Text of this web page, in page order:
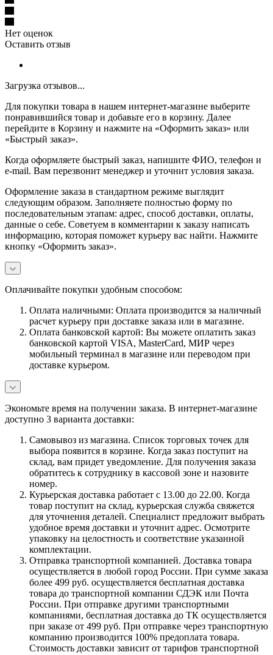
Нет оценок
Оставить отзыв
Загрузка отзывов...
Для покупки товара в нашем интернет-магазине выберите
понравившийся товар и добавьте его в корзину. Далее
перейдите в Корзину и нажмите на «Оформить заказ» или
«Быстрый заказ».
Когда оформляете быстрый заказ, напишите ФИО, телефон и
e-mail. Вам перезвонит менеджер и уточнит условия заказа.
Оформление заказа в стандартном режиме выглядит
следующим образом. Заполняете полностью форму по
последовательным этапам: адрес, способ доставки, оплаты,
данные о себе. Советуем в комментарии к заказу написать
информацию, которая поможет курьеру вас найти. Нажмите
кнопку «Оформить заказ».
Оплачивайте покупки удобным способом:
Оплата наличными: Оплата производится за наличный
расчет курьеру при доставке заказа или в магазине.
Оплата банковской картой: Вы можете оплатить заказ
банковской картой VISA, MasterCard, МИР через
мобильный терминал в магазине или переводом при
доставке курьером.
Экономьте время на получении заказа. В интернет-магазине
доступно 3 варианта доставки:
Самовывоз из магазина. Список торговых точек для
выбора появится в корзине. Когда заказ поступит на
склад, вам придет уведомление. Для получения заказа
обратитесь к сотруднику в кассовой зоне и назовите
номер.
Курьерская доставка работает с 13.00 до 22.00. Когда
товар поступит на склад, курьерская служба свяжется
для уточнения деталей. Специалист предложит выбрать
удобное время доставки и уточнит адрес. Осмотрите
упаковку на целостность и соответствие указанной
комплектации.
Отправка транспортной компанией. Доставка товара
осуществляется в любой город России. При сумме заказа
более 499 руб. осуществляется бесплатная доставка
товара до транспортной компании СДЭК или Почта
России. При отправке другими транспортными
компаниями, бесплатная доставка до ТК осуществляется
при заказе от 499 руб. При отправке через транспортную
компанию производится 100% предоплата товара.
Стоимость доставки зависит от тарифов транспортной